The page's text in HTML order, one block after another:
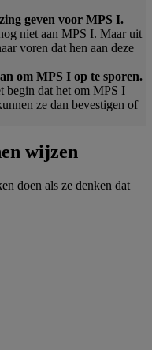
geven voor MPS I.
niet aan MPS I. Maar uit
voren dat hen aan deze
om MPS I op te sporen.
begin dat het om MPS I
ze dan bevestigen of
wijzen
doen als ze denken dat